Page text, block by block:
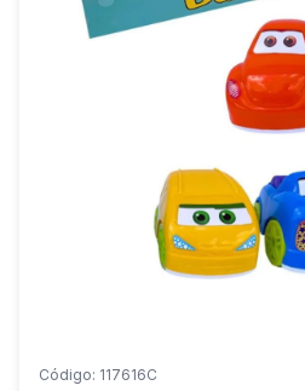
Código: 117616C